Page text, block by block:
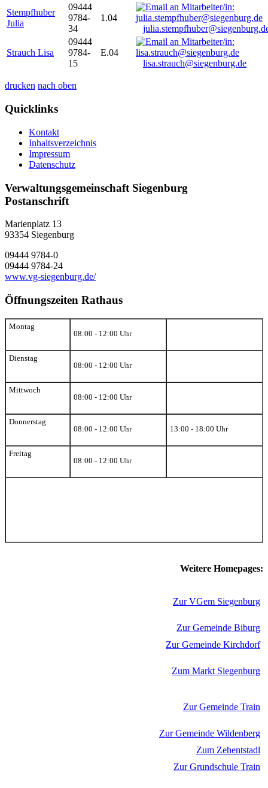
Stempfhuber
Julia
09444
9784-
34
1.04
Strauch Lisa
09444
9784-
15
E.04
lisa.strauch@siegenburg.de
drucken nach oben
Quicklinks
Kontakt
Inhaltsverzeichnis
Impressum
Datenschutz
Verwaltungsgemeinschaft Siegenburg
Postanschrift
Marienplatz 13
93354 Siegenburg
09444 9784-0
09444 9784-24
www.vg-siegenburg.de/
Öffnungszeiten Rathaus
Montag
08:00 - 12:00 Uhr
Dienstag
08:00 - 12:00 Uhr
Mittwoch
08:00 - 12:00 Uhr
Donnerstag
08:00 - 12:00 Uhr
13:00 - 18:00 Uhr
Freitag
08:00 - 12:00 Uhr
Weitere Homepages:
Zur VGem Siegenburg
Zur Gemeinde Biburg
Zur Gemeinde Kirchdorf
Zum Markt Siegenburg
Zur Gemeinde Train
Zur Gemeinde Wildenberg
Zum Zehentstadl
Zur Grundschule Train